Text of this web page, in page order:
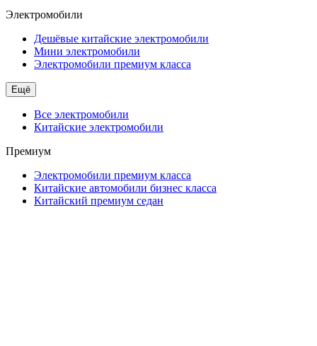
Электромобили
Дешёвые китайские электромобили
Мини электромобили
Электромобили премиум класса
Ещё
Все электромобили
Китайские электромобили
Премиум
Электромобили премиум класса
Китайские автомобили бизнес класса
Китайский премиум седан